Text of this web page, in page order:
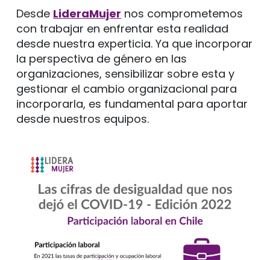
Desde LideraMujer nos comprometemos
con trabajar en enfrentar esta realidad
desde nuestra experticia. Ya que incorporar
la perspectiva de género en las
organizaciones, sensibilizar sobre esta y
gestionar el cambio organizacional para
incorporarla, es fundamental para aportar
desde nuestros equipos.